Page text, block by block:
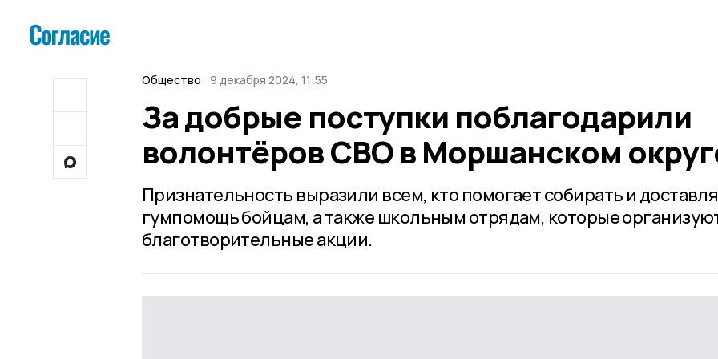
Общество 9 декабря 2024, 11:55
За добрые поступки поблагодарили
волонтёров СВО в Моршанском
Признательность выразили всем, кто помогает собирать и
гумпомощь бойцам, а также школьным отрядам, которые
благотворительные акции.